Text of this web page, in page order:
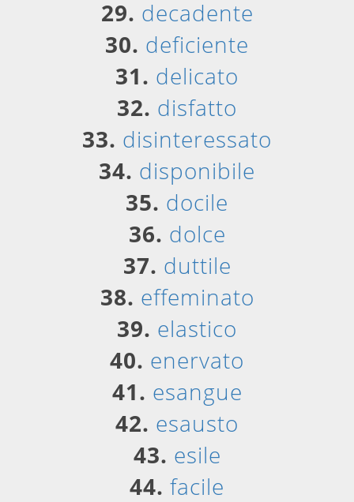
29. decadente
30. deficiente
31. delicato
32. disfatto
33. disinteressato
34. disponibile
35. docile
36. dolce
37. duttile
38. effeminato
39. elastico
40. enervato
41. esangue
42. esausto
43. esile
44. facile